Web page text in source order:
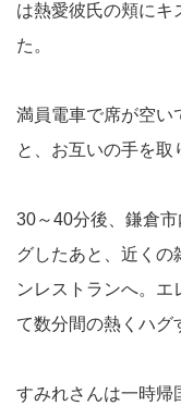
は熱愛彼氏の頬にキ
た。
満員電車で席が空い
と、お互いの手を取
30～40分後、鎌倉
グしたあと、近くの
ンレストランへ。エ
て数分間の熱くハグ
すみれさんは一時帰